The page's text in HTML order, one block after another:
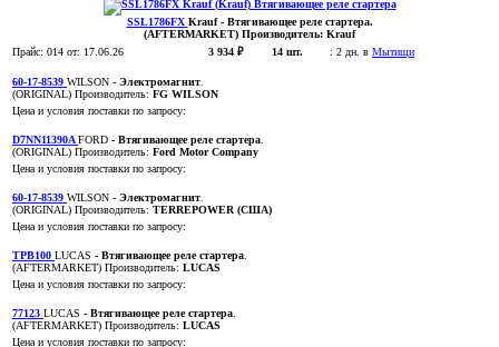
SSL1786FX Krauf- Втягивающее реле стартера.
(AFTERMARKET) Производитель: Krauf
Прайс: 014 от: 17.06.26 3 934 ₽ 14 шт. : 2 дн. в Мытищи
60-17-8539 WILSON - Электромагнит.
(ORIGINAL) Производитель: FG WILSON
Цена и условия поставки по запросу:
D7NN11390AFORD - Втягивающее реле стартера.
(ORIGINAL) Производитель: Ford Motor Company
Цена и условия поставки по запросу:
60-17-8539 WILSON - Электромагнит.
(ORIGINAL) Производитель: TERREPOWER (США)
Цена и условия поставки по запросу:
TPB100 LUCAS - Втягивающее реле стартера.
(AFTERMARKET) Производитель: LUCAS
Цена и условия поставки по запросу:
77123 LUCAS - Втягивающее реле стартера.
(AFTERMARKET) Производитель: LUCAS
Цена и условия поставки по запросу: